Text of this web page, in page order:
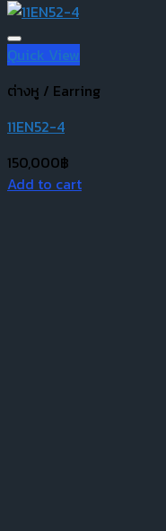
Quick View
ต่างหู / Earring
11EN52-4
150,000฿
Add to cart